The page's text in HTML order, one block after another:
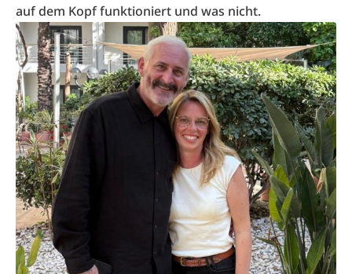
auf dem Kopf funktioniert und was nicht.